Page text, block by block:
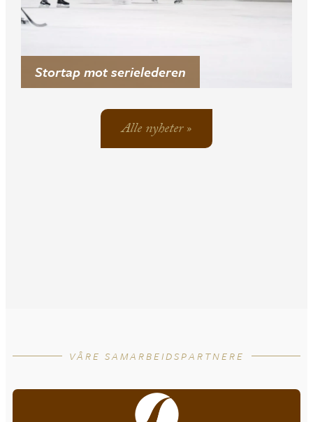
Stortap mot serielederen
Alle nyheter »
VÅRE SAMARBEIDSPARTNERE